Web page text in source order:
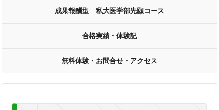
成果報酬型 私大医学部先願コース
合格実績・体験記
無料体験・お問合せ・アクセス